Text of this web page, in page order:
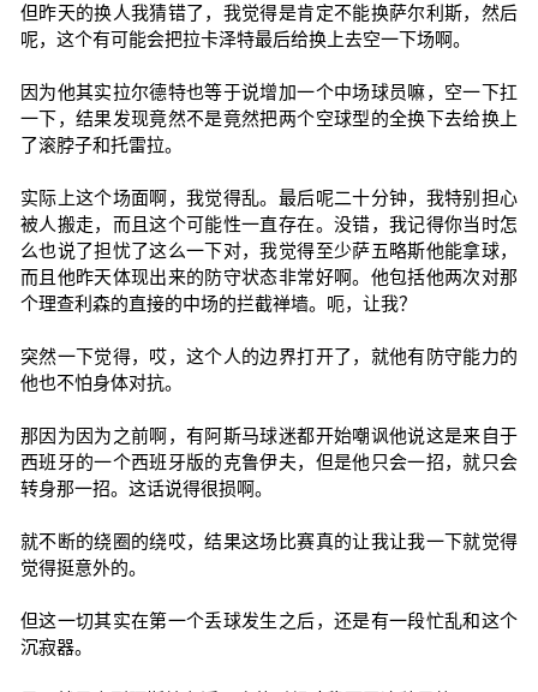
但昨天的换人我猜错了，我觉得是肯定不能换萨尔利斯，然后
呢，这个有可能会把拉卡泽特最后给换上去空一下场啊。
因为他其实拉尔德特也等于说增加一个中场球员嘛，空一下扛
一下，结果发现竟然不是竟然把两个空球型的全换下去给换上
了滚脖子和托雷拉。
实际上这个场面啊，我觉得乱。最后呢二十分钟，我特别担心
被人搬走，而且这个可能性一直存在。没错，我记得你当时怎
么也说了担忧了这么一下对，我觉得至少萨五略斯他能拿球，
而且他昨天体现出来的防守状态非常好啊。他包括他两次对那
个理查利森的直接的中场的拦截禅墙。呃，让我？
突然一下觉得，哎，这个人的边界打开了，就他有防守能力的
他也不怕身体对抗。
那因为因为之前啊，有阿斯马球迷都开始嘲讽他说这是来自于
西班牙的一个西班牙版的克鲁伊夫，但是他只会一招，就只会
转身那一招。这话说得很损啊。
就不断的绕圈的绕哎，结果这场比赛真的让我让我一下就觉得
觉得挺意外的。
但这一切其实在第一个丢球发生之后，还是有一段忙乱和这个
沉寂器。